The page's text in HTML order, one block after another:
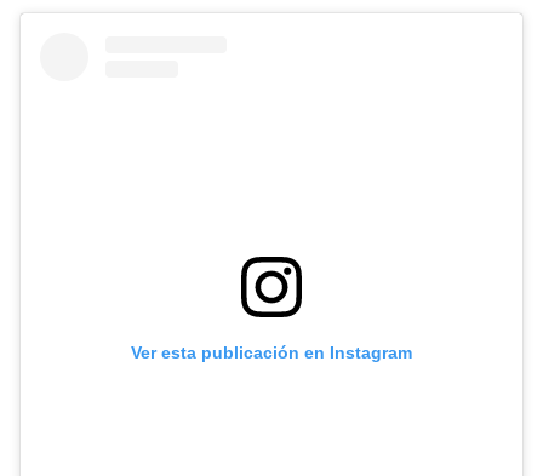
Ver esta publicación en Instagram